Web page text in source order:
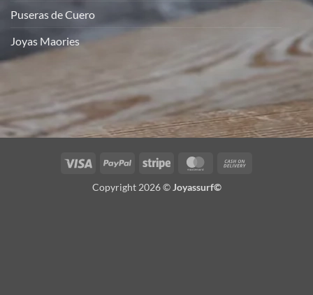
Puseras de Cuero
Joyas Maories
Visa PayPal Stripe MasterCard
Copyright 2026 © Joyassurf©